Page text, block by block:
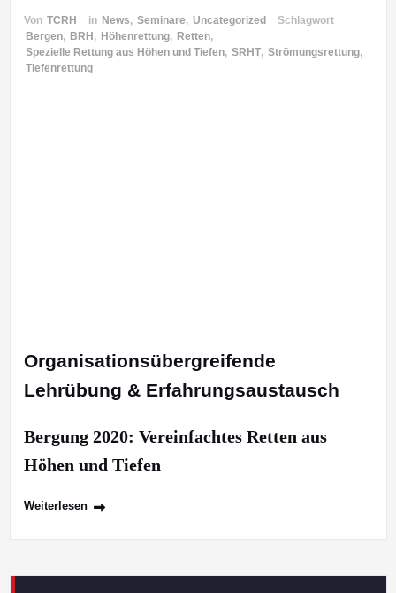
Von TCRH in News, Seminare, Uncategorized
Schlagwort
Bergen, BRH , Höhenrettung, Retten,
Spezielle Rettung aus Höhen und Tiefen, SRHT, Strömungsrettung,
Tiefenrettung
Organisationsübergreifende
Lehrübung & Erfahrungsaustausch
Bergung 2020: Vereinfachtes Retten aus
Höhen und Tiefen
Weiterlesen